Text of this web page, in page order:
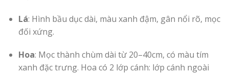
Lá: Hình bầu dục dài, màu xanh đậm, gân nổi rõ, mọc
đối xứng.
Hoa: Mọc thành chùm dài từ 20–40cm, có màu tím
xanh đặc trưng. Hoa có 2 lớp cánh: lớp cánh ngoài